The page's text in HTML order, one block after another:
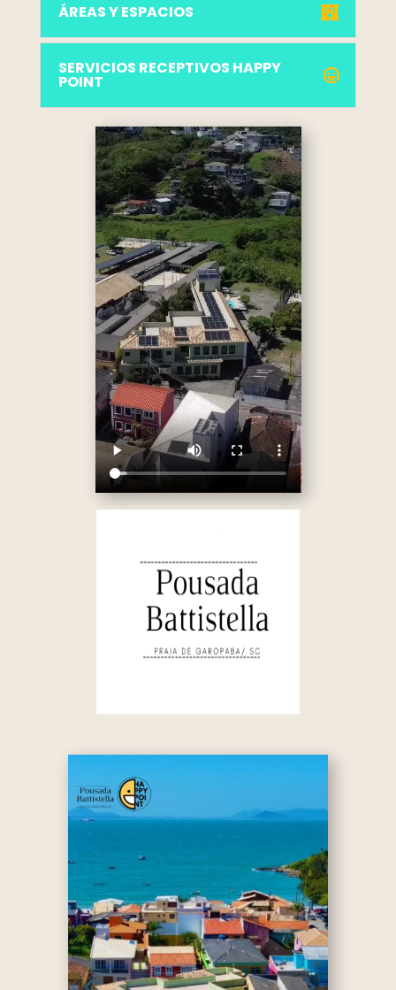
ÁREAS Y ESPACIOS
SERVICIOS RECEPTIVOS HAPPY
POINT